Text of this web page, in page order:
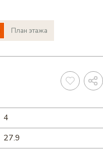
4
27.9
План этажа